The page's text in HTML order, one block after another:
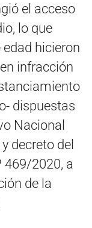
el acceso
lo que
hicieron
infracción
dispuestas
Nacional
decreto del
469/2020, a
de la